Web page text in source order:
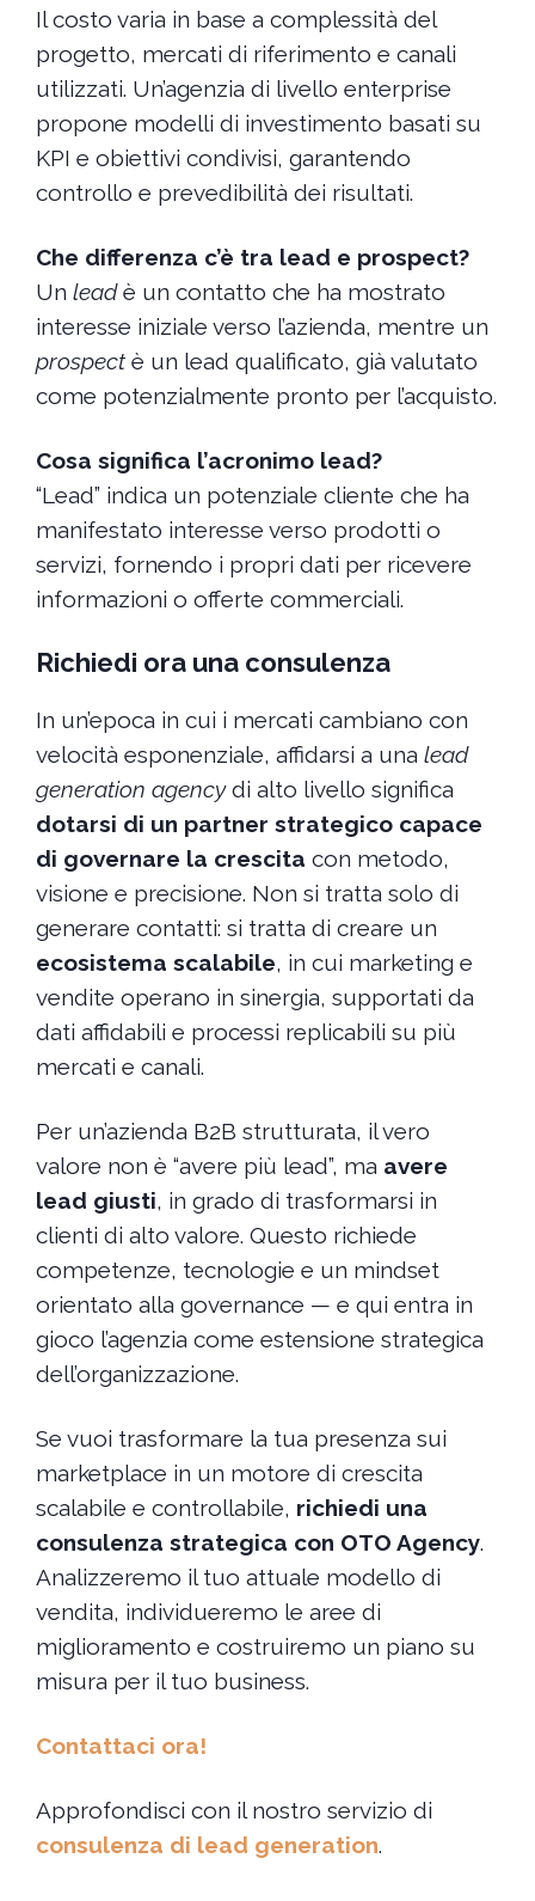
Il costo varia in base a complessità del
progetto, mercati di riferimento e canali
utilizzati. Un’agenzia di livello enterprise
propone modelli di investimento basati su
KPI e obiettivi condivisi, garantendo
controllo e prevedibilità dei risultati.
Che differenza c’è tra lead e prospect?
Un leadè un contatto che ha mostrato
interesse iniziale verso l’azienda, mentre un
prospectè un lead qualificato, già valutato
come potenzialmente pronto per l’acquisto.
Cosa significa l’acronimo lead?
“Lead” indica un potenziale cliente che ha
manifestato interesse verso prodotti o
servizi, fornendo i propri dati per ricevere
informazioni o offerte commerciali.
Richiedi ora una consulenza
In un’epoca in cui i mercati cambiano con
velocità esponenziale, affidarsi a una lead
generation agencydi alto livello significa
dotarsi di un partner strategico capace
di governare la crescita con metodo,
visione e precisione. Non si tratta solo di
generare contatti: si tratta di creare un
ecosistema scalabile, in cui marketing e
vendite operano in sinergia, supportati da
dati affidabili e processi replicabili su più
mercati e canali.
Per un’azienda B2B strutturata, il vero
valore non è “avere più lead”, ma avere
lead giusti, in grado di trasformarsi in
clienti di alto valore. Questo richiede
competenze, tecnologie e un mindset
orientato alla governance — e qui entra in
gioco l’agenzia come estensione strategica
dell’organizzazione.
Se vuoi trasformare la tua presenza sui
marketplace in un motore di crescita
scalabile e controllabile, richiedi una
consulenza strategica con OTO Agency.
Analizzeremo il tuo attuale modello di
vendita, individueremo le aree di
miglioramento e costruiremo un piano su
misura per il tuo business.
Contattaci ora!
Approfondisci con il nostro servizio di
consulenza di lead generation.